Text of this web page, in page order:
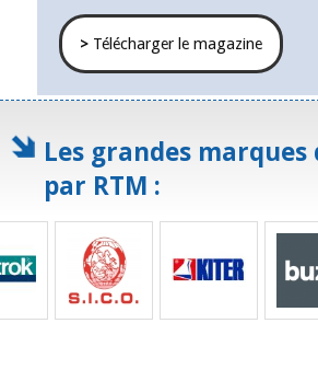
>Télécharger le magazine
Les grandes
par RTM :